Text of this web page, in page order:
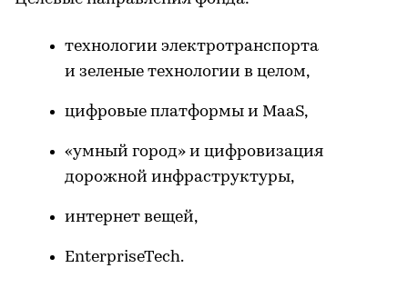
технологии электротранспорта
и зеленые технологии в целом,
цифровые платформы и MaaS,
«умный город» и цифровизация
дорожной инфраструктуры,
интернет вещей,
EnterpriseTech.